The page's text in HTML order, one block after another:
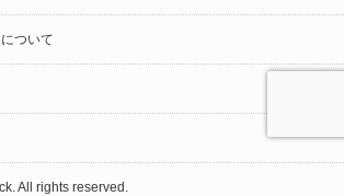
ついて
All rights reserved.